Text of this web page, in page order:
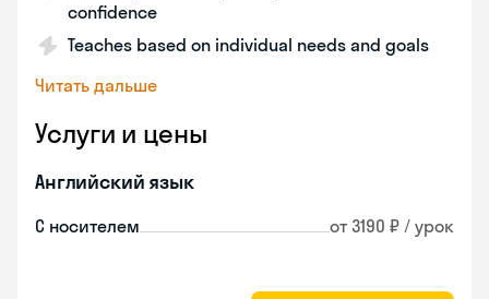
confidence
Teaches based on individual needs and goals
Читать дальше
Услуги и цены
Английский язык
С носителем от 3190 ₽ / урок